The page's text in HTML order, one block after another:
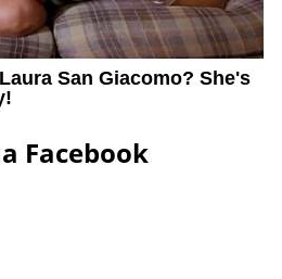
Facebook